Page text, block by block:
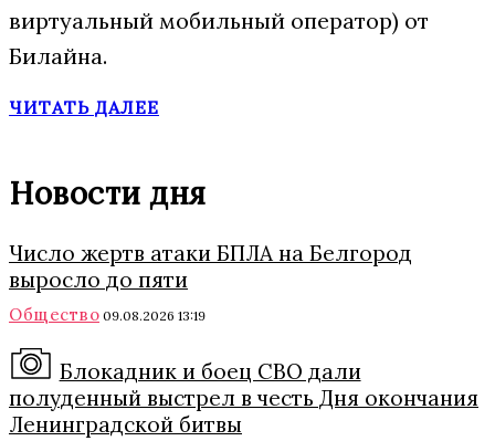
виртуальный мобильный оператор) от
Билайна.
ЧИТАТЬ ДАЛЕЕ
Новости дня
Число жертв атаки БПЛА на Белгород
выросло до пяти
Общество 09.08.2026 13:19
Блокадник и боец СВО дали
полуденный выстрел в честь Дня окончания
Ленинградской битвы